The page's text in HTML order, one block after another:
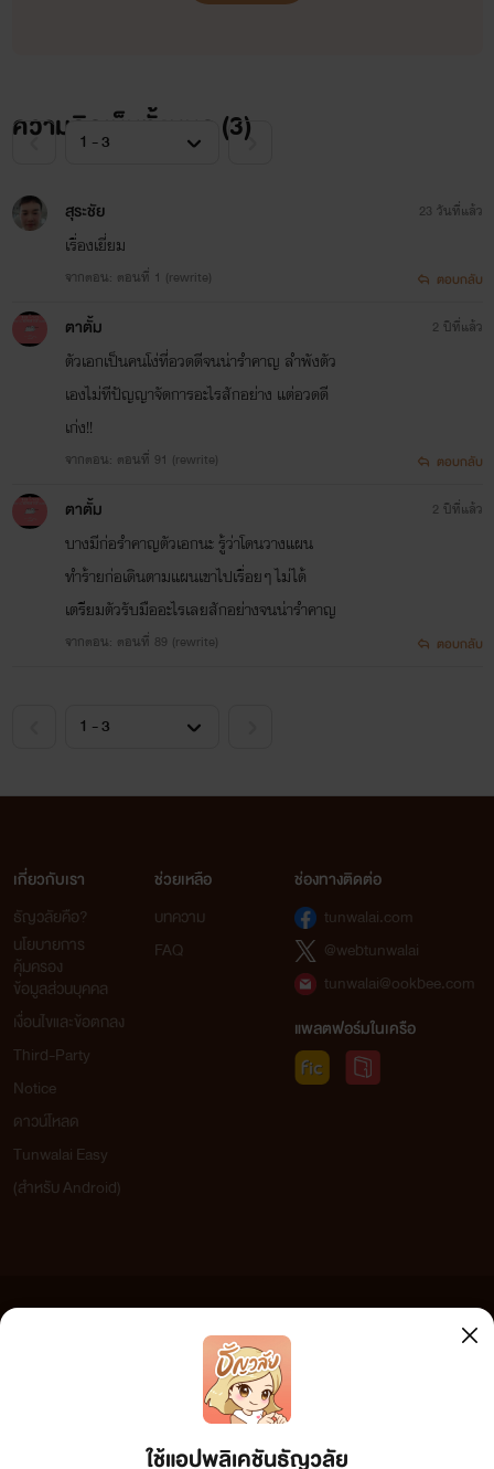
ความคิดเห็นทั้งหมด (3)
สุระชัย
เรื่องเยี่ยม
จากตอน: ตอนที่ 1 (rewrite)
23 วันที่แล้ว
ตอบกลับ
ตาตั้ม
ตัวเอกเป็นคนโง่ที่อวดดีจนน่ารำคาญ ลำพังตัว
เองไม่ทีปัญญาจัดการอะไรสักอย่าง แต่อวดดี
เก่ง!!
จากตอน: ตอนที่ 91 (rewrite)
2 ปีที่แล้ว
ตอบกลับ
ตาตั้ม
บางมีก่อรำคาญตัวเอกนะ รู้ว่าโดนวางแผน
ทำร้ายก่อเดินตามแผนเขาไปเรื่อยๆ ไม่ได้
เตรียมตัวรับมืออะไรเลยสักอย่างจนน่ารำคาญ
จากตอน: ตอนที่ 89 (rewrite)
2 ปีที่แล้ว
ตอบกลับ
ใช้แอปพลิเคชันธัญวลัย
เกี่ยวกับเรา
ธัญวลัยคือ?
นโยบายการ
คุ้มครอง
ข้อมูลส่วนบุคคล
เงื่อนไขและข้อตกลง
Third-Party
Notice
ดาวน์โหลด
Tunwalai Easy
(สำหรับ Android)
ช่วยเหลือ
บทความ
FAQ
ช่องทางติดต่อ
tunwalai.com
@webtunwalai
tunwalai@ookbee.com
แพลตฟอร์มในเครือ
เว็บไซต์แห่งนี้ไม่ได้เห็นด้วยและไม่ขอรับผิดชอบต่อข้อความใดๆ ทั้งสิ้น ดังนั้นผู้อ่านทุกท่านโปรดใช้
วิจารณญาณในการกลั่นกรองด้วยตนเอง และหากท่านพบข้อความใดๆ ที่ขัดต่อกฎหมายและศีลธรรม
กรุณาแจ้งมาที่ tunwalai@ookbee.com เพื่อทีมงานจะได้ดำเนินการในทันที ทั้งนี้ ทางเว็บไซต์ขอสงวน
ลิขสิทธิ์ตามพระราชบัญญัติลิขสิทธิ์ (ฉบับเพิ่มเติม) พ.ศ.2558